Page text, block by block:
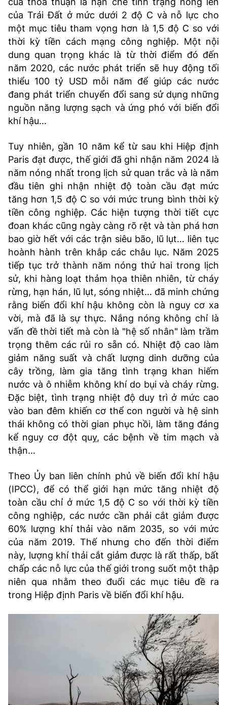
của Trái Đất ở mức dưới 2 độ C và nỗ lực cho
một mục tiêu tham vọng hơn là 1,5 độ C so với
thời kỳ tiền cách mạng công nghiệp. Một nội
dung quan trọng khác là từ thời điểm đó đến
năm 2020, các nước phát triển sẽ huy động tối
thiểu 100 tỷ USD mỗi năm để giúp các nước
đang phát triển chuyển đổi sang sử dụng những
nguồn năng lượng sạch và ứng phó với biến đổi
khí hậu…
Tuy nhiên, gần 10 năm kể từ sau khi Hiệp định
Paris đạt được, thế giới đã ghi nhận năm 2024 là
năm nóng nhất trong lịch sử quan trắc và là năm
đầu tiên ghi nhận nhiệt độ toàn cầu đạt mức
tăng hơn 1,5 độ C so với mức trung bình thời kỳ
tiền công nghiệp. Các hiện tượng thời tiết cực
đoan khác cũng ngày càng rõ rệt và tàn phá hơn
bao giờ hết với các trận siêu bão, lũ lụt… liên tục
hoành hành trên khắp các châu lục. Năm 2025
tiếp tục trở thành năm nóng thứ hai trong lịch
sử, khi hàng loạt thảm họa thiên nhiên, từ cháy
rừng, hạn hán, lũ lụt, sóng nhiệt… đã minh chứng
rằng biến đổi khí hậu không còn là nguy cơ xa
vời, mà đã là sự thực. Nắng nóng không chỉ là
vấn đề thời tiết mà còn là "hệ số nhân" làm trầm
trọng thêm các rủi ro sẵn có. Nhiệt độ cao làm
giảm năng suất và chất lượng dinh dưỡng của
cây trồng, làm gia tăng tình trạng khan hiếm
nước và ô nhiễm không khí do bụi và cháy rừng.
Đặc biệt, tình trạng nhiệt độ duy trì ở mức cao
vào ban đêm khiến cơ thể con người và hệ sinh
thái không có thời gian phục hồi, làm tăng đáng
kể nguy cơ đột quỵ, các bệnh về tim mạch và
thận…
Theo Ủy ban liên chính phủ về biến đổi khí hậu
(IPCC), để có thể giới hạn mức tăng nhiệt độ
toàn cầu chỉ ở mức 1,5 độ C so với thời kỳ tiền
công nghiệp, các nước cần phải cắt giảm được
60% lượng khí thải vào năm 2035, so với mức
của năm 2019. Thế nhưng cho đến thời điểm
này, lượng khí thải cắt giảm được là rất thấp, bất
chấp các nỗ lực của thế giới trong suốt một thập
niên qua nhằm theo đuổi các mục tiêu đề ra
trong Hiệp định Paris về biến đổi khí hậu.